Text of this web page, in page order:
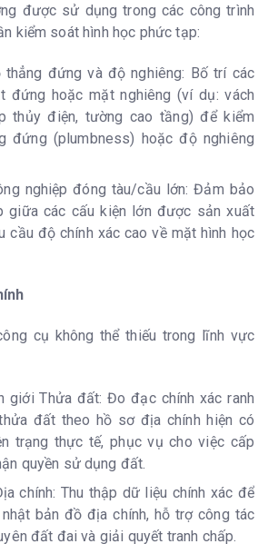
được sử dụng trong các công trình
kiểm soát hình học phức tạp:
thẳng đứng và độ nghiêng: Bố trí các
đứng hoặc mặt nghiêng (ví dụ: vách
thủy điện, tường cao tầng) để kiểm
đứng (plumbness) hoặc độ nghiêng
nghiệp đóng tàu/cầu lớn: Đảm bảo
giữa các cấu kiện lớn được sản xuất
cầu độ chính xác cao về mặt hình học
cụ không thể thiếu trong lĩnh vực
giới Thửa đất: Đo đạc chính xác ranh
đất theo hồ sơ địa chính hiện có
trạng thực tế, phục vụ cho việc cấp
quyền sử dụng đất.
chính: Thu thập dữ liệu chính xác để
bản đồ địa chính, hỗ trợ công tác
đất đai và giải quyết tranh chấp.